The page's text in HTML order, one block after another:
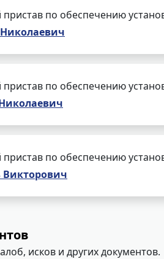
по обеспечению
по обеспечению
по обеспечению
исков и других документов.